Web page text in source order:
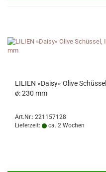
LILIEN »Daisy« Olive
ø: 230 mm
Art.Nr.: 221157128
Lieferzeit:
ca. 2 Wochen